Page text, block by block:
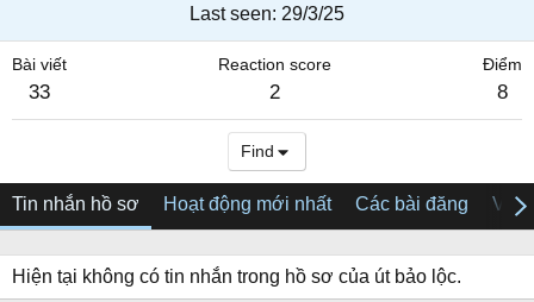
Last seen 29/3/25
Bài viết
33
Reaction score
2
Điểm
8
Find
Tin nhắn hồ sơ Hoạt động mới nhất Các bài đăng Về
Hiện tại không có tin nhắn trong hồ sơ của út bảo lộc.